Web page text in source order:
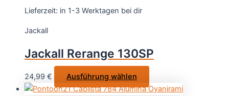
Lieferzeit: in 1-3 Werktagen bei dir
Jackall
Jackall Rerange 130SP
24,99 € Ausführung wählen
Produkt